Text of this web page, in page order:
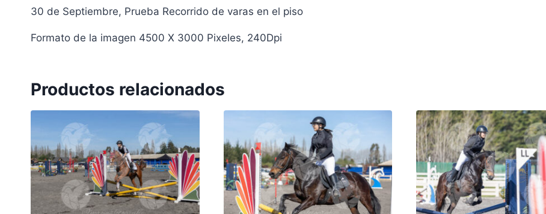
30 de Septiembre, Prueba Recorrido de varas en el piso
Formato de la imagen 4500 X 3000 Pixeles, 240Dpi
Productos relacionados